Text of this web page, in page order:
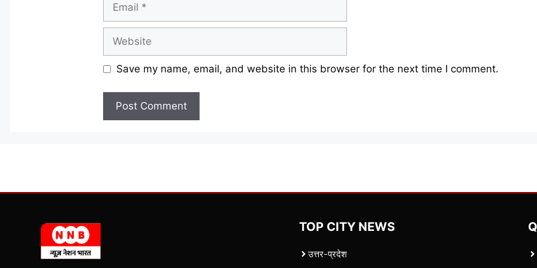
Website
Save my name, email, and website in this browser for the next time I comment.
TOP CITY NEWS
उत्तर-प्रदेश